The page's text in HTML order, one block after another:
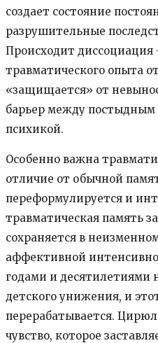
создает состояние
разрушительные
Происходит
травматического опыта
«защищается» от
барьер между постыдным
психикой.
Особенно важна
отличие от обычной
переформулируется и
травматическая память
сохраняется в
аффективной
годами и десятилетиями
детского унижения, и
перерабатывается.
чувство, которое